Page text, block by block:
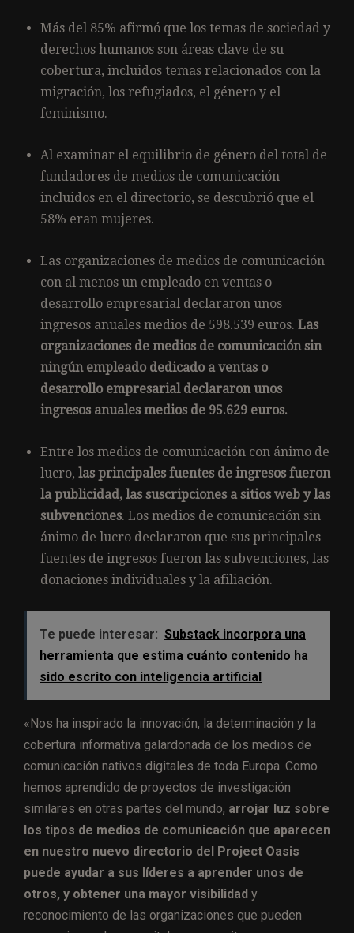
Más del 85% afirmó que los temas de sociedad y
derechos humanos son áreas clave de su
cobertura, incluidos temas relacionados con la
migración, los refugiados, el género y el
feminismo.
Al examinar el equilibrio de género del total de
fundadores de medios de comunicación
incluidos en el directorio, se descubrió que el
58% eran mujeres.
Las organizaciones de medios de comunicación
con al menos un empleado en ventas o
desarrollo empresarial declararon unos
ingresos anuales medios de 598.539 euros. Las
organizaciones de medios de comunicación sin
ningún empleado dedicado a ventas o
desarrollo empresarial declararon unos
ingresos anuales medios de 95.629 euros.
Entre los medios de comunicación con ánimo de
lucro, las principales fuentes de ingresos fueron
la publicidad, las suscripciones a sitios web y las
subvenciones. Los medios de comunicación sin
ánimo de lucro declararon que sus principales
fuentes de ingresos fueron las subvenciones, las
donaciones individuales y la afiliación.
Te puede interesar: Substack incorpora una
herramienta que estima cuánto contenido ha
sido escrito con inteligencia artificial
«Nos ha inspirado la innovación, la determinación y la
cobertura informativa galardonada de los medios de
comunicación nativos digitales de toda Europa. Como
hemos aprendido de proyectos de investigación
similares en otras partes del mundo, arrojar luz sobre
los tipos de medios de comunicación que aparecen
en nuestro nuevo directorio del Project Oasis
puede ayudar a sus líderes a aprender unos de
otros, y obtener una mayor visibilidad y
reconocimiento de las organizaciones que pueden